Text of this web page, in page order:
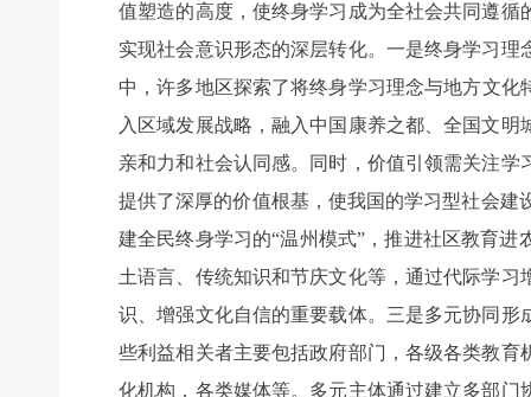
值塑造的高度，使终身学习成为全社会共同遵
实现社会意识形态的深层转化。一是终身学习
中，许多地区探索了将终身学习理念与地方文
入区域发展战略，融入中国康养之都、全国文
亲和力和社会认同感。同时，价值引领需关注
提供了深厚的价值根基，使我国的学习型社会建
建全民终身学习的“温州模式”，推进社区教育
土语言、传统知识和节庆文化等，通过代际学
识、增强文化自信的重要载体。三是多元协同
些利益相关者主要包括政府部门，各级各类教
化机构，各类媒体等。多元主体通过建立多部